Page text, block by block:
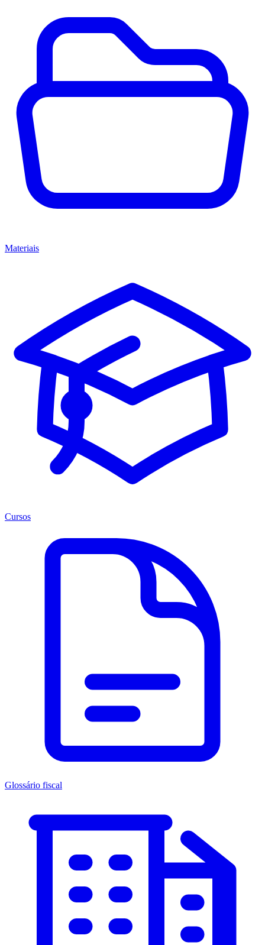
Materiais
Cursos
Glossário fiscal